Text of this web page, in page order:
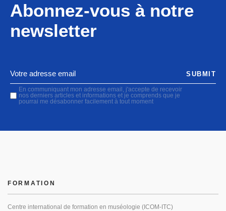
Abonnez-vous à notre
newsletter
En communiquant mon adresse email, j'accepte de recevoir
nos derniers articles et informations et je comprends que je
pourrai me désabonner facilement à tout moment
SUBMIT
FORMATION
Centre international de formation en muséologie (ICOM-ITC)